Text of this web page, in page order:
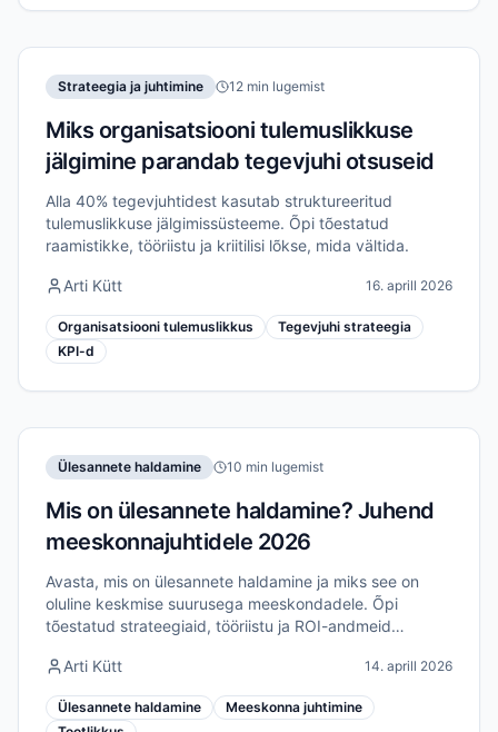
Strateegia ja juhtimine 12 min lugemist
Miks organisatsiooni tulemuslikkuse
jälgimine parandab tegevjuhi otsuseid
Alla 40% tegevjuhtidest kasutab struktureeritud
tulemuslikkuse jälgimissüsteeme. Õpi tõestatud
raamistikke, tööriistu ja kriitilisi lõkse, mida vältida.
Arti Kütt 16. aprill 2026
Organisatsiooni tulemuslikkus
Tegevjuhi strateegia
KPI-d
Ülesannete haldamine 10 min lugemist
Mis on ülesannete haldamine? Juhend
meeskonnajuhtidele 2026
Avasta, mis on ülesannete haldamine ja miks see on
oluline keskmise suurusega meeskondadele. Õpi
tõestatud strateegiaid, tööriistu ja ROI-andmeid
Arti Kütt
14. aprill 2026
Ülesannete haldamine
Meeskonna juhtimine